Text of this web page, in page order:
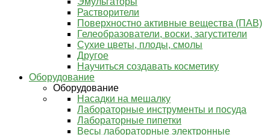
Растворители
Поверхностно активные вещества (ПАВ)
Гелеобразователи, воски, загустители
Сухие цветы, плоды, смолы
Другое
Научиться создавать косметику
Оборудование
Оборудование
Насадки на мешалку
Лабораторные инструменты и посуда
Лабораторные пипетки
Весы лабораторные электронные